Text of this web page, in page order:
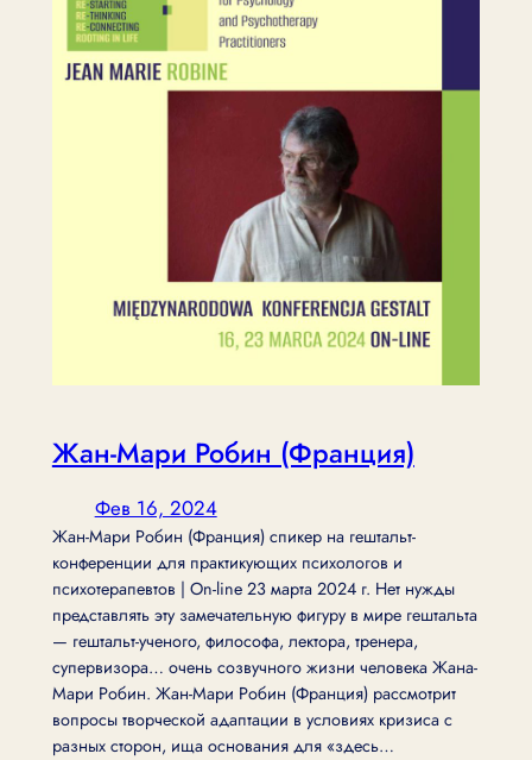
Жан-Мари Робин (Франция)
Фев 16, 2024
Жан-Мари Робин (Франция) спикер на гештальт-
конференции для практикующих психологов и
психотерапевтов | On-line 23 марта 2024 г. Нет нужды
представлять эту замечательную фигуру в мире гештальта
— гештальт-ученого, философа, лектора, тренера,
супервизора… очень созвучного жизни человека Жана-
Мари Робин. Жан-Мари Робин (Франция) рассмотрит
вопросы творческой адаптации в условиях кризиса с
разных сторон, ища основания для «здесь…